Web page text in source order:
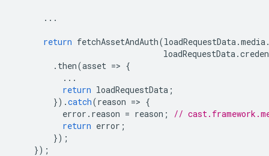
...
return fetchAssetAndAuth(loadRequestData.media
loadRequestData.
. then(asset => {
...
return loadRequestData ;
}).catch(reason => {
error . reason = reason ;
//
return error ;
});
});